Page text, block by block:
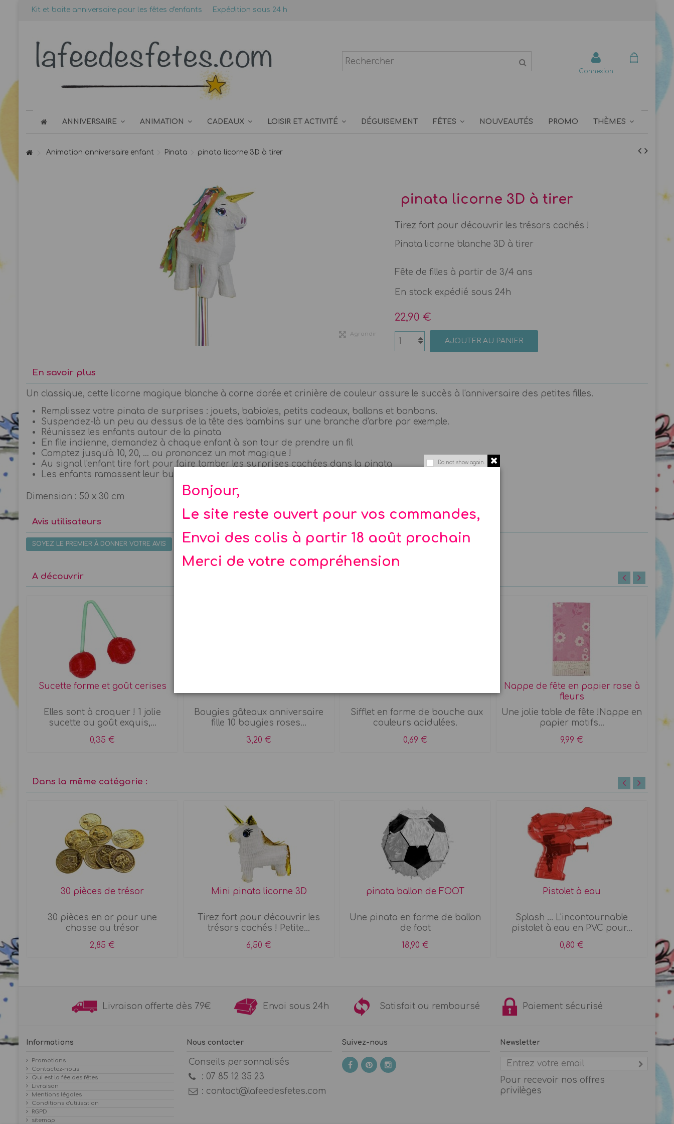
Do not show again.
Bonjour,
Le site reste ouvert pour vos commandes,
Envoi des colis à partir 18 août prochain
Merci de votre compréhension
Kit et boite anniversaire pour les fêtes d'enfants Expédition sous 24 h
Connexion
ANNIVERSAIRE ANIMATION CADEAUX LOISIR ET ACTIVITÉ DÉGUISEMENT FÊTES NOUVEAUTÉS PROMO THÈMES
Animation anniversaire enfant Pinata pinata licorne 3D à tirer
Agrandir
pinata licorne 3D à tirer
Tirez fort pour découvrir les trésors cachés !
Pinata licorne blanche 3D à tirer
Fête de filles à partir de 3/4 ans
En stock expédié sous 24h
22,90 €
AJOUTER AU PANIER
En savoir plus
Un classique, cette licorne magique blanche à corne dorée et crinière de couleur assure le succès à l'anniversaire des petites filles.
Remplissez votre pinata de surprises : jouets, babioles, petits cadeaux, ballons et bonbons.
Suspendez-là un peu au dessus de la tête des bambins sur une branche d'arbre par exemple.
Réunissez les enfants autour de la pinata
En file indienne, demandez à chaque enfant à son tour de prendre un fil
Comptez jusqu'à 10, 20, ... ou prononcez un mot magique !
Au signal l'enfant tire fort pour faire tomber les surprises cachées dans la pinata
Les enfants ramassent leur butin et partagent les surprises et bonbons entre eux à la fin de la partie
Dimension : 50 x 30 cm
Avis utilisateurs
SOYEZ LE PREMIER À DONNER VOTRE AVIS
A découvrir
Sucette forme et goût cerises
Elles sont à croquer ! 1 jolie
sucette au goût exquis,...
0,35 €
Bougies gâteaux anniversaire
fille 10 bougies roses...
3,20 €
Sifflet en forme de bouche aux
couleurs acidulées.
0,69 €
Nappe de fête en papier rose à
fleurs
Une jolie table de fête !Nappe en
papier motifs...
9,99 €
Dans la même catégorie :
30 pièces de trésor
30 pièces en or pour une
chasse au trésor
2,85 €
Mini pinata licorne 3D
Tirez fort pour découvrir les
trésors cachés ! Petite...
6,50 €
pinata ballon de FOOT
Une pinata en forme de ballon
de foot
18,90 €
Pistolet à eau
Splash ... L'incontournable
pistolet à eau en PVC pour...
0,80 €
Livraison offerte dès 79€ Envoi sous 24h Satisfait ou remboursé Paiement sécurisé
Informations
Promotions
Contactez-nous
Qui est la fée des fêtes
Livraison
Mentions légales
Conditions d'utilisation
RGPD
sitemap
Nous contacter
Conseils personnalisés
: 07 85 12 35 23
: contact@lafeedesfetes.com
Suivez-nous Newsletter
Pour recevoir nos offres
privilèges